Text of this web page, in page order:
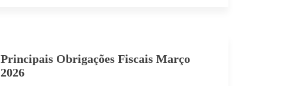
Principais Obrigações Fiscais Março
2026